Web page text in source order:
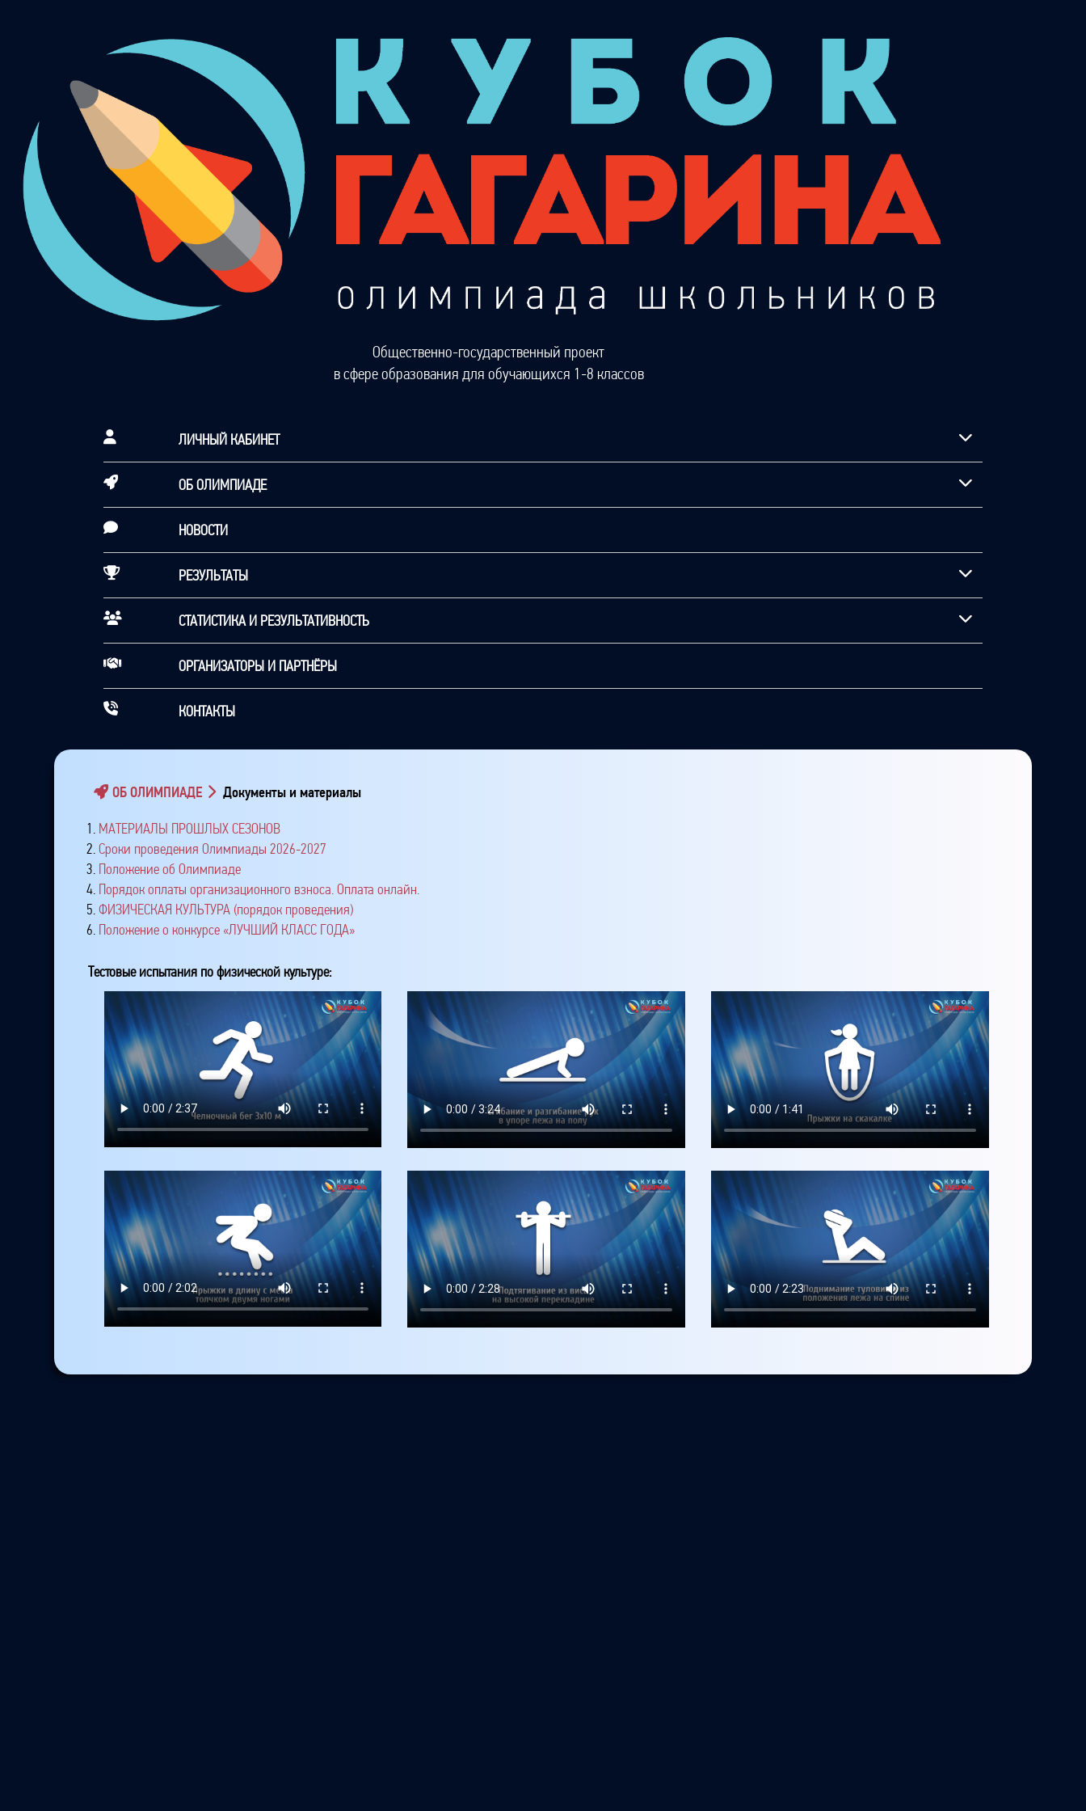
Общественно-государственный проект
в сфере образования для обучающихся 1-8 классов
ЛИЧНЫЙ КАБИНЕТ
ОБ ОЛИМПИАДЕ
НОВОСТИ
РЕЗУЛЬТАТЫ
СТАТИСТИКА И РЕЗУЛЬТАТИВНОСТЬ
ОРГАНИЗАТОРЫ И ПАРТНЁРЫ
КОНТАКТЫ
ОБ ОЛИМПИАДЕ Документы и материалы
1. МАТЕРИАЛЫ ПРОШЛЫХ СЕЗОНОВ
2. Сроки проведения Олимпиады 2026-2027
3. Положение об Олимпиаде
4. Порядок оплаты организационного взноса. Оплата онлайн.
5.ФИЗИЧЕСКАЯ КУЛЬТУРА (порядок проведения)
6. Положение о конкурсе «ЛУЧШИЙ КЛАСС ГОДА»
Тестовые испытания по физической культуре: